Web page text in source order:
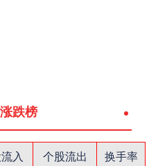
跌榜
入 个股流出
换手率